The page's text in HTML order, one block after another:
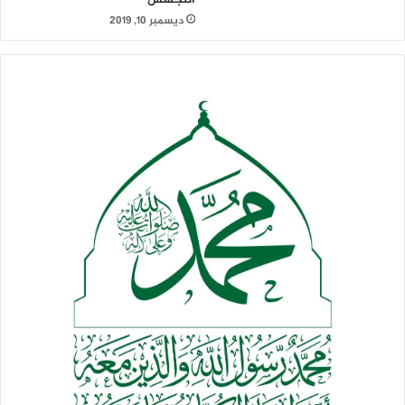
الاشتباك المنبثقة عن الاتّفاق الآنف وأنه صار بوسعها أن تتصرفَ
كلاعب انفرادي آمن خارج الخسارة وأوفر ربحاً..
تنسفَ هذا التكتيكَ وتقلبَ حساباتِه رأساً على أخمص فإذا كان دورُ
الإمارات كلاعب انفرادي يمنحُها فسحةَ المراوغة والتفلت من كُــلّ
التزام بحسب ما تعتقده فإنه كذلك يجعلها عرضة لرد يمني
موضعي نوعي تنوء بأكلافه وحدَها دون أن يكونَ بوسع المدير
التنفيذي استنقاذُها من حتميته بموجب الاتّفاق المبرم وقواعد
الاشتباك الملزمة فيه..
عاصمةُ ومدنُ آل نهيان وناقلاته التجارية ستكون متاحةً لرد وارد
وجدي في حال استمرَّت الإمارات في تصعيدها كدور خارج طائلة
المحاسبة وحينها فإنَّ أبرز مكاسب المجتمع الدولي من اتّفاق
السويد ستكون مهدّدة بالتلاشي لجهة ارتفاع منسوب مخاوفه
واحتمالات إصابة مصالحه الكونية بجلطة ناجمة عن شظايا الرد
الموضعي الذي تملك القيادة الثورية فقط قرار القيام به وتحديد
ديسمبر 10, 2019